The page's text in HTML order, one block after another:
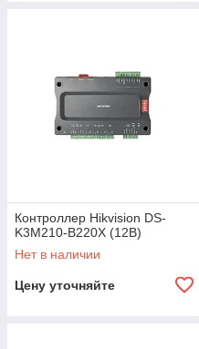
Контроллер Hikvision DS-
K3M210-B220X (12В)
Нет в наличии
Цену уточняйте